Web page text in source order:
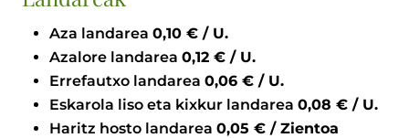
Aza landarea
0,10 € / U.
Azalore landarea
0,12 € / U.
Errefautxo landarea
0,06 € / U.
Eskarola liso eta kixkur landarea
0,08 € / U.
Haritz hosto landarea
0,05 € / Zientoa